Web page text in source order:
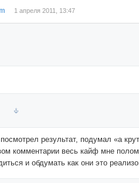
1 апреля 2011, 13:47
результат, подумал «а
комментарии весь кайф мне
и обдумать как они это